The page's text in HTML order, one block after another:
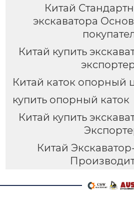
Китай
экскаватора
Китай купить
Китай каток опорный
купить опорный каток
Китай купить
Китай